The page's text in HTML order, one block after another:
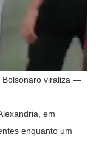
Bolsonaro viraliza —
em
enquanto um